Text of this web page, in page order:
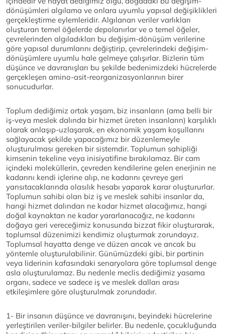
dönüşümleri algılama ve onlara uyumlu yapısal değişiklikleri
gerçekleştirme eylemleridir. Algılanan veriler varlıkları
oluşturan temel öğelerde depolanırlar ve o temel öğeler,
çevrelerinden algıladıkları bu değişim-dönüşüm verilerine
göre yapısal durumlarını değiştirip, çevrelerindeki değişim-
dönüşümlere uyumlu hale gelmeye çalışırlar. Bizlerin tüm
düşünce ve davranışları bu şekilde bedenimizdeki hücrelerde
gerçekleşen amino-asit-reorganizasyonlarının birer
sonucudurlar.
Toplum dediğimiz ortak yaşam, biz insanların (ama belli bir
iş-veya meslek dalında bir hizmet üreten insanların) karşılıklı
olarak anlaşıp-uzlaşarak, en ekonomik yaşam koşullarını
sağlayacak şekilde yapacağımız bir düzenlemeyle
oluşturulması gereken bir sistemdir. Toplumun sahipliği
kimsenin tekeline veya inisiyatifine bırakılamaz. Bir cam
içindeki moleküllerin, çevreden kendilerine gelen enerjinin ne
kadarını kendi içlerine alıp, ne kadarını çevreye geri
yansıtacaklarında olasılık hesabı yaparak karar oluştururlar.
Toplumun sahibi olan biz iş ve meslek sahibi insanlar da,
hangi hizmet dalından ne kadar hizmet alacağımız, hangi
doğal kaynaktan ne kadar yararlanacağız, ne kadarını
doğaya geri vereceğimiz konusunda bizzat fikir oluşturarak,
toplumsal düzenimizi kendimiz oluşturmak zorundayız.
Toplumsal hayatta denge ve düzen ancak ve ancak bu
yöntemle oluşturulabilinir. Günümüzdeki gibi, bir partinin
veya liderinin kafasındaki senaryolara göre toplumsal denge
asla oluşturulamaz. Bu nedenle meclis dediğimiz yasama
organı, sadece ve sadece iş ve meslek dalları arası
etkileşimlere göre oluşturulmak zorundadır.
1- Bir insanın düşünce ve davranışını, beyindeki hücrelerine
yerleştirilen veriler-bilgiler belirler. Bu nedenle, çocukluğunda